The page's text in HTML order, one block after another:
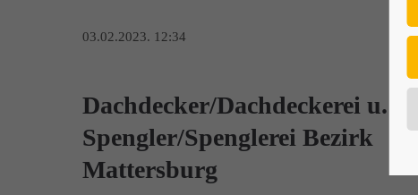
03.02.2023. 12:34
Dachdecker/Dachdeckerei u.
Spengler/Spenglerei Bezirk
Mattersburg